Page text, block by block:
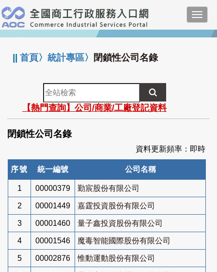
跳
到
主
要
:::
||首頁〉統計專區〉 閉鎖性公司名錄
全
站
檢
索
【熱門查詢】公司/商業/工廠登記資料
閉鎖性公司名錄
資料更新頻率：即時
序號 統一編號 公司名稱
1 00000379 勤宸股份有限公司
2 00001449 嘉霆投資股份有限公司
3 00001460 量子鑫投資股份有限公司
4 00001546 魔毒智能國際股份有限公司
5 00002876 惟動運動股份有限公司